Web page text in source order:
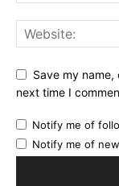
Save my
next time I
Notify me of
Notify me of